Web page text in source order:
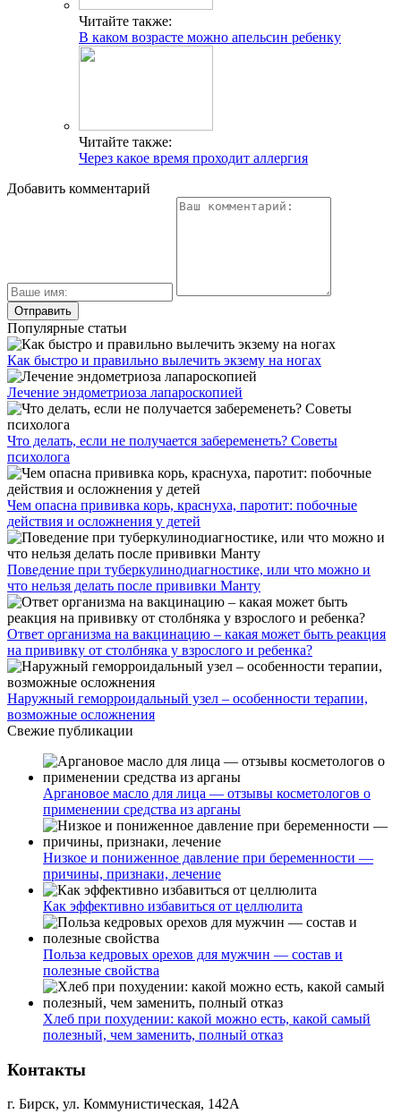
Читайте также:
В каком возрасте можно апельсин ребенку
Читайте также:
Через какое время проходит аллергия
Добавить комментарий
Популярные статьи
Как быстро и правильно вылечить экзему на ногах
Лечение эндометриоза лапароскопией
Что делать, если не получается забеременеть? Советы
психолога
Чем опасна прививка корь, краснуха, паротит: побочные
действия и осложнения у детей
Поведение при туберкулинодиагностике, или что можно и
что нельзя делать после прививки Манту
Ответ организма на вакцинацию – какая может быть реакция
на прививку от столбняка у взрослого и ребенка?
Наружный геморроидальный узел – особенности терапии,
возможные осложнения
Свежие публикации
Аргановое масло для лица — отзывы косметологов о
применении средства из арганы
Низкое и пониженное давление при беременности —
причины, признаки, лечение
Как эффективно избавиться от целлюлита
Польза кедровых орехов для мужчин — состав и
полезные свойства
Хлеб при похудении: какой можно есть, какой самый
полезный, чем заменить, полный отказ
Контакты
г. Бирск, ул. Коммунистическая, 142А